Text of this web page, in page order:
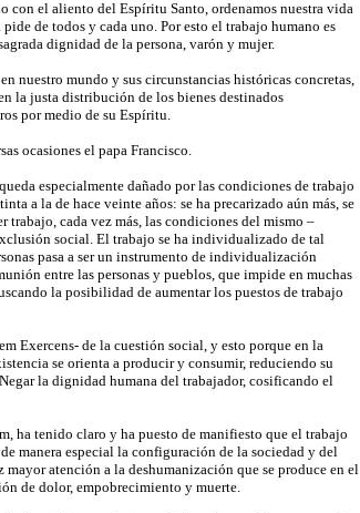
con el aliento del Espíritu Santo, ordenamos nuestra vida
de todos y cada uno. Por esto el trabajo humano es
dignidad de la persona, varón y mujer.
nuestro mundo y sus circunstancias históricas concretas,
la justa distribución de los bienes destinados
por medio de su Espíritu.
ocasiones el papa Francisco.
especialmente dañado por las condiciones de trabajo
a la de hace veinte años: se ha precarizado aún más, se
trabajo, cada vez más, las condiciones del mismo –
social. El trabajo se ha individualizado de tal
pasa a ser un instrumento de individualización
entre las personas y pueblos, que impide en muchas
la posibilidad de aumentar los puestos de trabajo
Exercens- de la cuestión social, y esto porque en la
se orienta a producir y consumir, reduciendo su
la dignidad humana del trabajador, cosificando el
ha tenido claro y ha puesto de manifiesto que el trabajo
manera especial la configuración de la sociedad y del
atención a la deshumanización que se produce en el
de dolor, empobrecimiento y muerte.